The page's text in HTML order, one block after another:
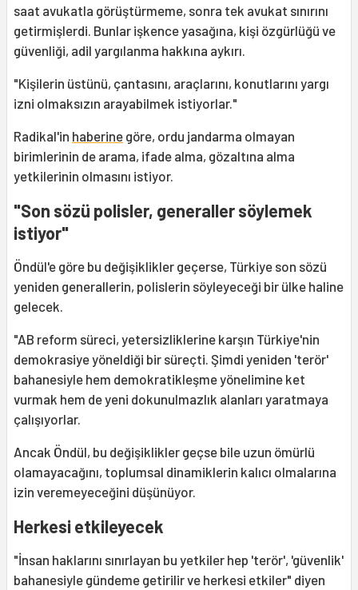
saat avukatla görüştürmeme, sonra tek avukat sınırını
getirmişlerdi. Bunlar işkence yasağına, kişi özgürlüğü ve
güvenliği, adil yargılanma hakkına aykırı.
"Kişilerin üstünü, çantasını, araçlarını, konutlarını yargı
izni olmaksızın arayabilmek istiyorlar."
Radikal'in haberine göre, ordu jandarma olmayan
birimlerinin de arama, ifade alma, gözaltına alma
yetkilerinin olmasını istiyor.
"Son sözü polisler, generaller söylemek
istiyor"
Öndül'e göre bu değişiklikler geçerse, Türkiye son sözü
yeniden generallerin, polislerin söyleyeceği bir ülke haline
gelecek.
"AB reform süreci, yetersizliklerine karşın Türkiye'nin
demokrasiye yöneldiği bir süreçti. Şimdi yeniden 'terör'
bahanesiyle hem demokratikleşme yönelimine ket
vurmak hem de yeni dokunulmazlık alanları yaratmaya
çalışıyorlar.
Ancak Öndül, bu değişiklikler geçse bile uzun ömürlü
olamayacağını, toplumsal dinamiklerin kalıcı olmalarına
izin veremeyeceğini düşünüyor.
Herkesi etkileyecek
"İnsan haklarını sınırlayan bu yetkiler hep 'terör', 'güvenlik'
bahanesiyle gündeme getirilir ve herkesi etkiler" diyen